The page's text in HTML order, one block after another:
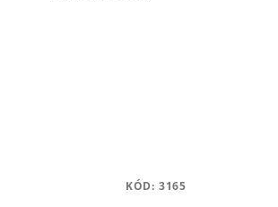
KÓD: 3165